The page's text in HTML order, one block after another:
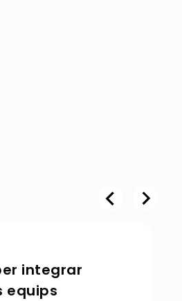
integrar
equips